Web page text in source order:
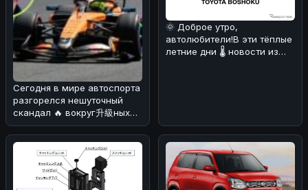
Сегодня в мире автоспорта
разгорелся нешуточный
скандал 🔥 вокруг升級ных
пакетов для машин McLaren
MCL
🌞 Доброе утро,
автолюбители!В эти тёплые
летние дни 🌡️ новости из